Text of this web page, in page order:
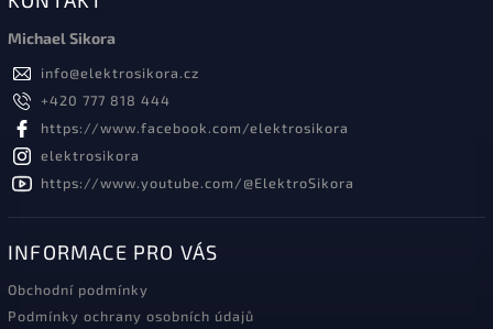
Michael Sikora
info@elektrosikora.cz
+420 777 818 444
https://www.facebook.com/elektrosikora
elektrosikora
https://www.youtube.com/@ElektroSikora
INFORMACE PRO VÁS
Obchodní podmínky
Podmínky ochrany osobních údajů